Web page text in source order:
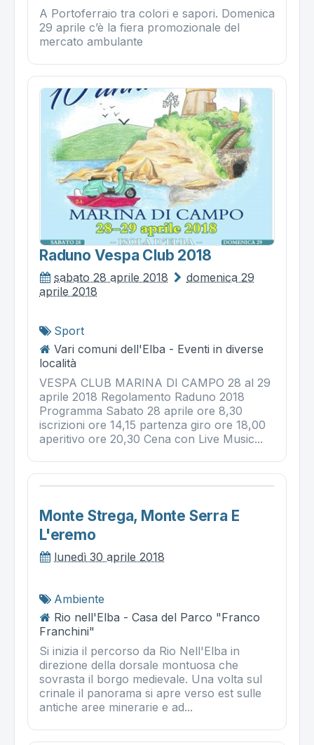
A Portoferraio tra colori e sapori. Domenica
29 aprile c’è la fiera promozionale del
mercato ambulante
Raduno Vespa Club 2018
sabato 28 aprile 2018
domenica 29
aprile 2018
Sport
Vari comuni dell'Elba - Eventi in diverse
località
VESPA CLUB MARINA DI CAMPO 28 al 29
aprile 2018 Regolamento Raduno 2018
Programma Sabato 28 aprile ore 8,30
iscrizioni ore 14,15 partenza giro ore 18,00
aperitivo ore 20,30 Cena con Live Music...
Monte Strega, Monte Serra E
L'eremo
lunedì 30 aprile 2018
Ambiente
Rio nell'Elba - Casa del Parco "Franco
Franchini"
Si inizia il percorso da Rio Nell'Elba in
direzione della dorsale montuosa che
sovrasta il borgo medievale. Una volta sul
crinale il panorama si apre verso est sulle
antiche aree minerarie e ad...